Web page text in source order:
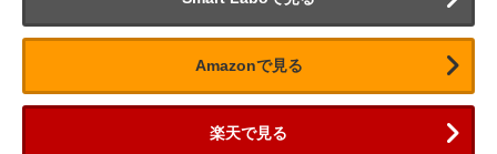
Amazonで見る
楽天で見る